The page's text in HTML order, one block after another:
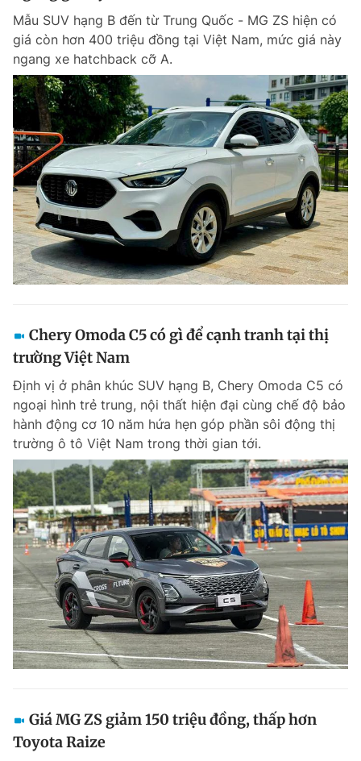
Mẫu SUV hạng B đến từ Trung Quốc - MG ZS hiện có
giá còn hơn 400 triệu đồng tại Việt Nam, mức giá này
ngang xe hatchback cỡ A.
Chery Omoda C5 có gì để cạnh tranh tại thị
trường Việt Nam
Định vị ở phân khúc SUV hạng B, Chery Omoda C5 có
ngoại hình trẻ trung, nội thất hiện đại cùng chế độ bảo
hành động cơ 10 năm hứa hẹn góp phần sôi động thị
trường ô tô Việt Nam trong thời gian tới.
Giá MG ZS giảm 150 triệu đồng, thấp hơn
Toyota Raize